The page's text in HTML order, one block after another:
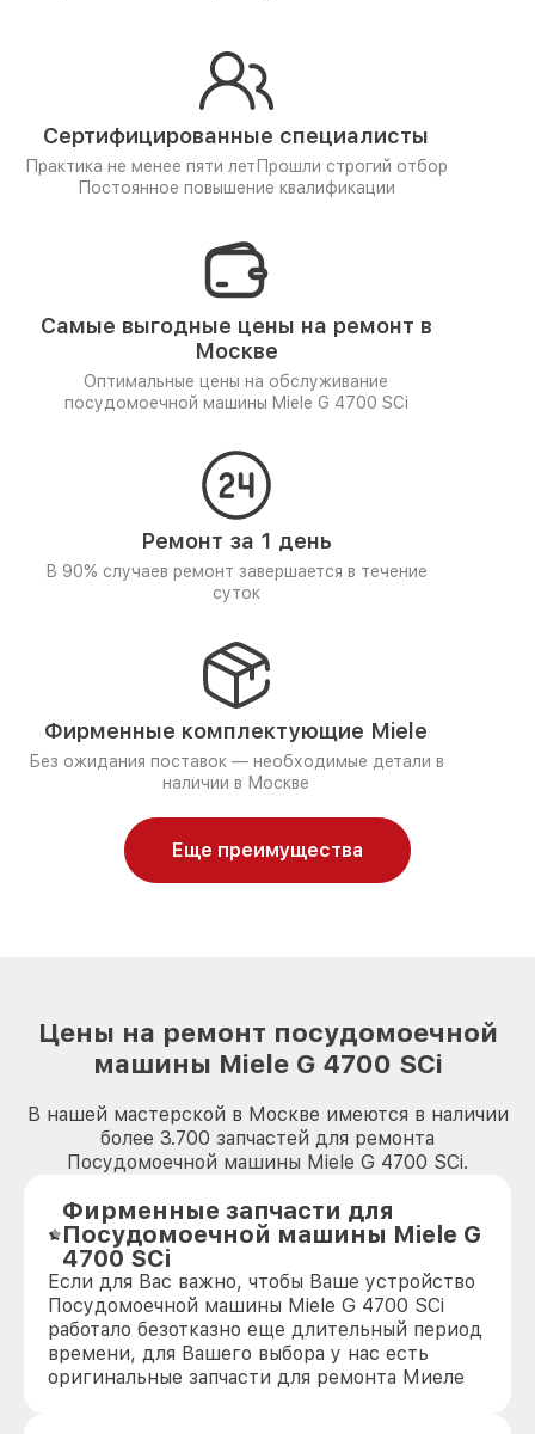
Сертифицированные специалисты
Практика не менее пяти лет Прошли строгий отбор
Постоянное повышение квалификации
Самые выгодные цены на ремонт в
Москве
Оптимальные цены на обслуживание
посудомоечной машины Miele G 4700 SCi
Ремонт за 1 день
В 90% случаев ремонт завершается в течение
суток
Фирменные комплектующие Miele
Без ожидания поставок — необходимые детали в
наличии в Москве
Еще преимущества
Цены на ремонт посудомоечной
машины Miele G 4700 SCi
В нашей мастерской в Москве имеются в наличии
более 3.700 запчастей для ремонта
Посудомоечной машины Miele G 4700 SCi.
Фирменные запчасти для
Посудомоечной машины Miele G
4700 SCi
Если для Вас важно, чтобы Ваше устройство
Посудомоечной машины Miele G 4700 SCi
работало безотказно еще длительный период
времени, для Вашего выбора у нас есть
оригинальные запчасти для ремонта Миеле